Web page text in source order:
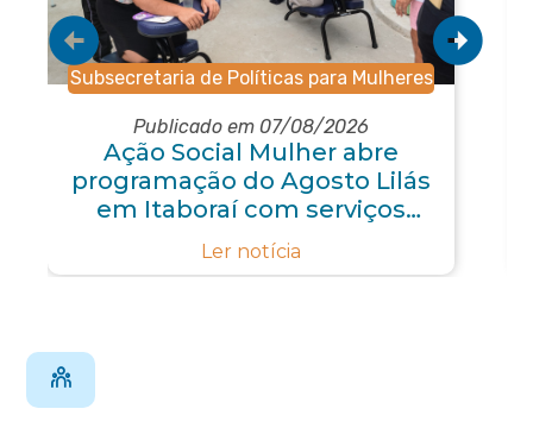
Subsecretaria de Políticas para Mulheres
Publicado em 07/08/2026
Ação Social Mulher abre
programação do Agosto Lilás
em Itaboraí com serviços
gratuitos e orientações
Ler notícia